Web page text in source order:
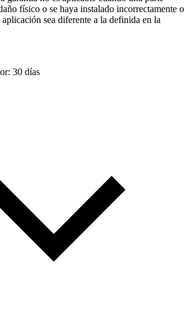
físico o se haya instalado incorrectamente o
sea diferente a la definida en la
30 días